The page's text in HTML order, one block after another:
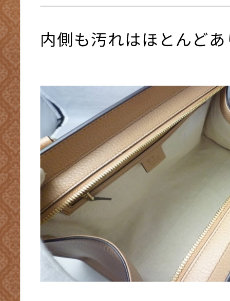
内側も汚れはほとんど